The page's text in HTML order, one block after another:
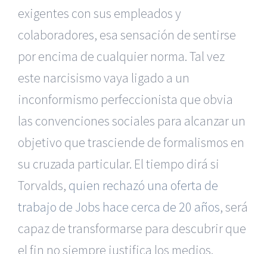
exigentes con sus empleados y
colaboradores, esa sensación de sentirse
por encima de cualquier norma. Tal vez
este narcisismo vaya ligado a un
inconformismo perfeccionista que obvia
las convenciones sociales para alcanzar un
objetivo que trasciende de formalismos en
su cruzada particular. El tiempo dirá si
Torvalds, quien rechazó una oferta de
trabajo de Jobs hace cerca de 20 años, será
capaz de transformarse para descubrir que
el fin no siempre justifica los medios.
|Recursos Administrativos|BGD Abogados Murcia | BGD
Abogados Alicante |BGD Abogados Madrid|